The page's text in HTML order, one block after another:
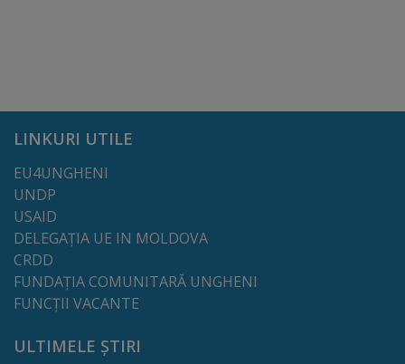
Reabilitare
și
construcție
Salubritate
Platouri
acumulare
deșeuri
LINKURI UTILE
EU4UNGHENI
UNDP
USAID
DELEGAȚIA UE IN MOLDOVA
CRDD
FUNDAȚIA COMUNITARĂ UNGHENI
FUNCȚII VACANTE
ULTIMELE ȘTIRI